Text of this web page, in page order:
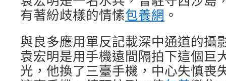
有著紛歧樣的情愫包養網 。
與良多應用單反記載深中通道的攝
袁宏明是用手機遠間隔拍下這個巨
光，他換了三臺手機，中心失慎喪